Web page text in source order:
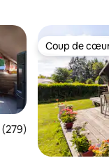
moyenne sur la
Coup de
Coup de